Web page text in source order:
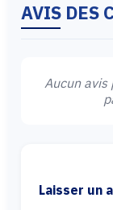
AVIS DES
Aucun avis
Laisser un